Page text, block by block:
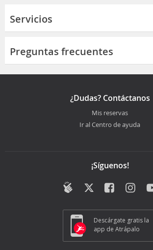
Servicios
Preguntas frecuentes
¿Dudas? Contáctanos
Mis reservas
Ir al Centro de ayuda
¡Síguenos!
Descárgate gratis la
app de Atrápalo